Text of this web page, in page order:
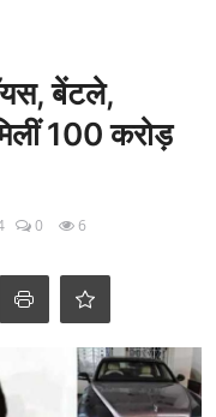
बेंटले,
100 करोड़
0 6